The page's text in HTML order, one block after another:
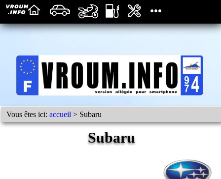
Vous êtes ici:accueil > Subaru
Subaru